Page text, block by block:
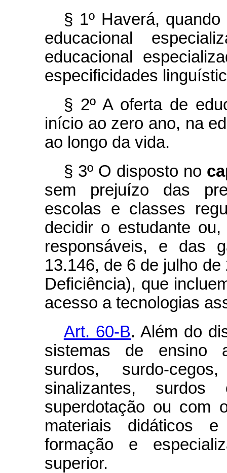
§ 1º Haverá,
educacional
educacional
especificidades
§ 2º A oferta de
início ao zero ano, na
ao longo da vida.
§ 3º O disposto no
sem prejuízo das
escolas e classes
decidir o estudante
responsáveis, e das
13.146, de 6 de julho
Deficiência), que
acesso a tecnologias
Art. 60-B. Além do
sistemas de ensino
surdos, surdo-
sinalizantes,
superdotação ou com
materiais didáticos
formação e
superior.